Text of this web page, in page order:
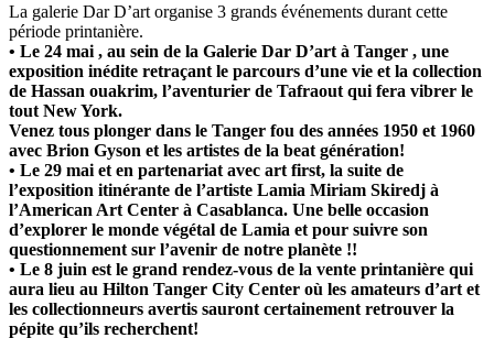
La galerie Dar D’art organise 3 grands événements durant cette
période printanière.
• Le 24 mai , au sein de la Galerie Dar D’art à Tanger , une
exposition inédite retraçant le parcours d’une vie et la collection
de Hassan ouakrim, l’aventurier de Tafraout qui fera vibrer le
tout New York.
Venez tous plonger dans le Tanger fou des années 1950 et 1960
avec Brion Gyson et les artistes de la beat génération!
• Le 29 mai et en partenariat avec art first, la suite de
l’exposition itinérante de l’artiste Lamia Miriam Skiredj à
l’American Art Center à Casablanca. Une belle occasion
d’explorer le monde végétal de Lamia et pour suivre son
questionnement sur l’avenir de notre planète !!
• Le 8 juin est le grand rendez-vous de la vente printanière qui
aura lieu au Hilton Tanger City Center où les amateurs d’art et
les collectionneurs avertis sauront certainement retrouver la
pépite qu’ils recherchent!